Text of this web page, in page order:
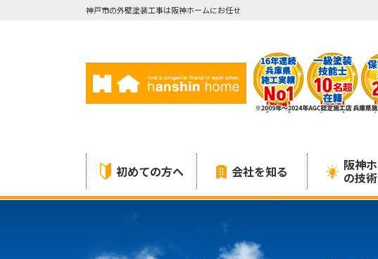
神戸市の外壁塗装工事は阪神ホームにお任せ
初めての方へ 会社を知る 阪神
の技